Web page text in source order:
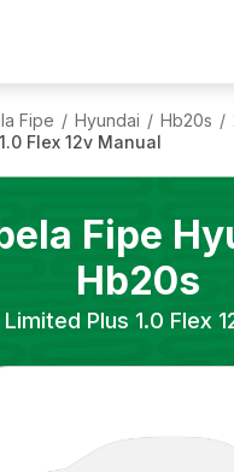
Fipe / Hyundai / Hb20s /
Flex 12v Manual
Fipe
Hb20s
Limited Plus 1.0 Flex